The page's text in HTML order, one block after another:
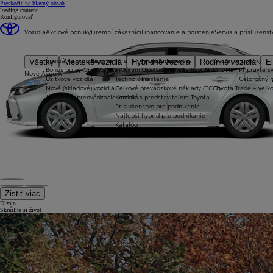
Preskočiť na hlavný obsah(Press Enter)
Vozidlá
Všetky Mestské vozidlá Hybridné vozidlá Rodinné vozidlá
Nové Aygo X
HYBRID
Akciové ponuky
Špeciálna ponuka
Bonus pri výkupe vozidla
Úžitkové vozidlá
Nové (skladové) vozidlá
Jazdené a predvádzacie vozidlá
Firemní zákazníci
Program pre firmy Toyota Business
Program pre firmy Toyota Business
Technológie
Celkové prevádzkové náklady (TCO)
Kontakt s predstaviteľom Toyota
Príslušenstvo pre podnikanie
Najlepší hybrid pre podnikanie
Katalóg
Financovanie a poistenie
Financovanie
Operatívny leasing KINTO ONE
Poistenie
Servis a
Sezónne ponuky
Připravte
Celoročný
Toyota Trade –
loading content
Konfigurovať
Zistiť viac
Dizajn
Skrášlite si život